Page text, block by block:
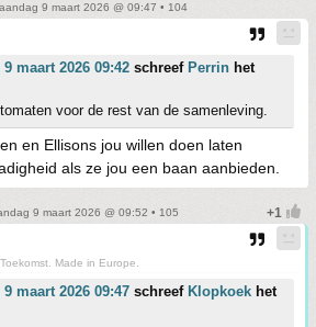
9 maart 2026 @ 09:47 • 104
maart 2026 09:42 schreef Perrin het
voor de rest van de samenleving.
en Ellisons jou willen doen laten
als ze jou een baan aanbieden.
9 maart 2026 @ 09:52 • 105
Toekomst. Made in Europe.
maart 2026 09:47 schreef Klopkoek het